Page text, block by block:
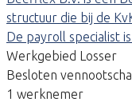
structuur die bij de
De payroll specialist
Werkgebied Losser
Besloten
1 werknemer